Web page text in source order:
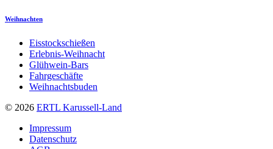
Weihnachten
Eisstockschießen
Erlebnis-Weihnacht
Glühwein-Bars
Fahrgeschäfte
Weihnachtsbuden
© 2026 ERTL Karussell-Land
Impressum
Datenschutz